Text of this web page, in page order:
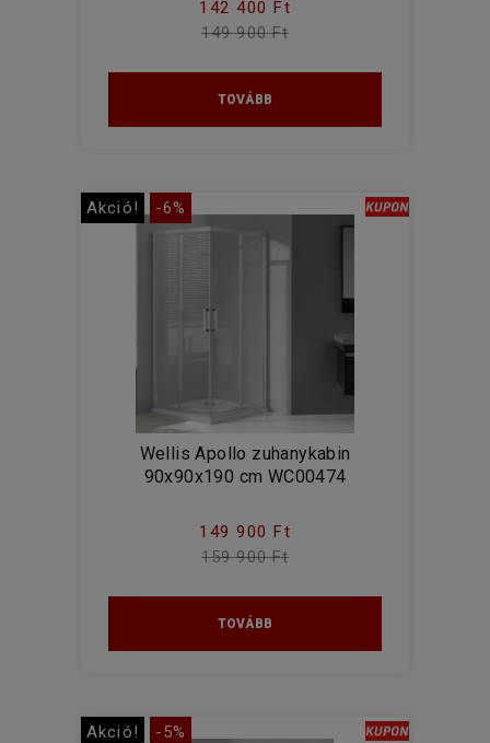
142 400 Ft
149 900 Ft
TOVÁBB
Akció! -6%
Wellis Apollo zuhanykabin
90x90x190 cm WC00474
149 900 Ft
159 900 Ft
TOVÁBB
Akció! -5%